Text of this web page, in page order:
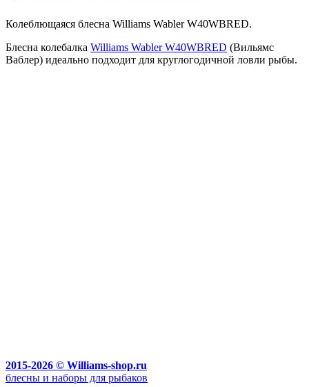
Колеблющаяся блесна Williams Wabler W40WBRED.
Блесна колебалка Williams Wabler W40WBRED (Вильямс
Ваблер) идеально подходит для круглогодичной ловли рыбы.
2015-2026 © Williams-shop.ru
блесны и наборы для рыбаков